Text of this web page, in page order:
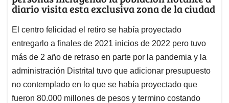
diario visita esta exclusiva zona de la ciudad
El centro felicidad el retiro se había proyectado
entregarlo a finales de 2021 inicios de 2022 pero tuvo
más de 2 año de retraso en parte por la pandemia y la
administración Distrital tuvo que adicionar presupuesto
no contemplado en lo que se había proyectado que
fueron 80.000 millones de pesos y termino costando